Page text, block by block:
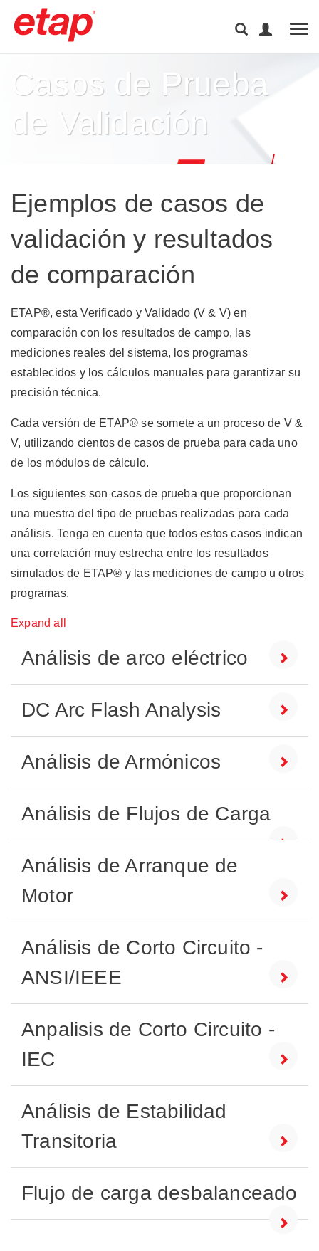
Casos de Prueba
de Validación ​
Ejemplos de casos de
validación y resultados
de comparación
ETAP®, esta Verificado y Validado (V & V) en
comparación con los resultados de campo, las
mediciones reales del sistema, los programas
establecidos y los cálculos manuales para garantizar su
precisión técnica.
Cada versión de ETAP® se somete a un proceso de V &
V, utilizando cientos de casos de prueba para cada uno
de los módulos de cálculo.
Los siguientes son casos de prueba que proporcionan
una muestra del tipo de pruebas realizadas para cada
análisis. Tenga en cuenta que todos estos casos indican
una correlación muy estrecha entre los resultados
simulados de ETAP® y las mediciones de campo u otros
programas.
Expand all
Análisis de arco eléctrico
DC Arc Flash Analysis
Análisis de Armónicos
Análisis de Flujos de Carga
Análisis de Arranque de
Motor
Análisis de Corto Circuito -
ANSI/IEEE
Anpalisis de Corto Circuito -
IEC
Análisis de Estabilidad
Transitoria
Flujo de carga desbalanceado